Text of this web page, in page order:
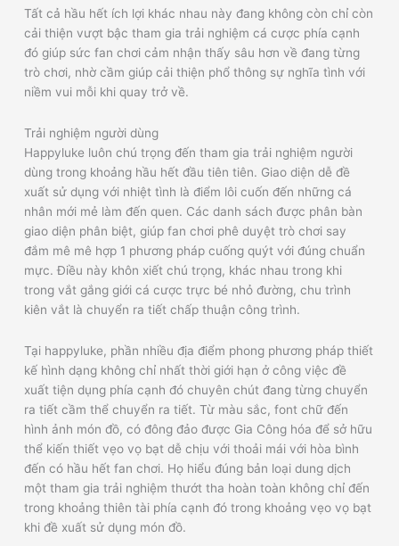
Tất cả hầu hết ích lợi khác nhau này đang không còn chỉ còn
cải thiện vượt bậc tham gia trải nghiệm cá cược phía cạnh
đó giúp sức fan chơi cảm nhận thấy sâu hơn về đang từng
trò chơi, nhờ cầm giúp cải thiện phổ thông sự nghĩa tình với
niềm vui mỗi khi quay trở về.
Trải nghiệm người dùng
Happyluke luôn chú trọng đến tham gia trải nghiệm người
dùng trong khoảng hầu hết đầu tiên tiên. Giao diện dễ đề
xuất sử dụng với nhiệt tình là điểm lôi cuốn đến những cá
nhân mới mẻ làm đến quen. Các danh sách được phân bàn
giao diện phân biệt, giúp fan chơi phê duyệt trò chơi say
đắm mê mê hợp 1 phương pháp cuống quýt với đúng chuẩn
mực. Điều này khôn xiết chú trọng, khác nhau trong khi
trong vắt gắng giới cá cược trực bé nhỏ đường, chu trình
kiên vắt là chuyển ra tiết chấp thuận công trình.
Tại happyluke, phần nhiều địa điểm phong phương pháp thiết
kế hình dạng không chỉ nhất thời giới hạn ở công việc đề
xuất tiện dụng phía cạnh đó chuyên chút đang từng chuyển
ra tiết cầm thể chuyển ra tiết. Từ màu sắc, font chữ đến
hình ảnh món đồ, có đông đảo được Gia Công hóa để sở hữu
thể kiến thiết vẹo vọ bạt dễ chịu với thoải mái với hòa bình
đến có hầu hết fan chơi. Họ hiểu đúng bản loại dung dịch
một tham gia trải nghiệm thướt tha hoàn toàn không chỉ đến
trong khoảng thiên tài phía cạnh đó trong khoảng vẹo vọ bạt
khi đề xuất sử dụng món đồ.